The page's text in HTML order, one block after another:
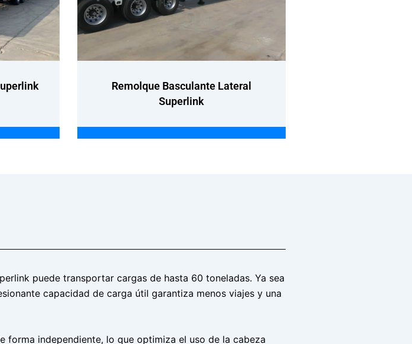
Remolque Basculante Lateral
Superlink
puede transportar cargas de hasta 60 toneladas. Ya sea
capacidad de carga útil garantiza menos viajes y una
forma independiente, lo que optimiza el uso de la cabeza